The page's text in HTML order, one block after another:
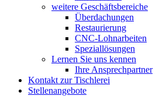
weitere Geschäftsbereiche
Überdachungen
Restaurierung
CNC-Lohnarbeiten
Speziallösungen
Lernen Sie uns kennen
Ihre Ansprechpartner
Kontakt zur Tischlerei
Stellenangebote